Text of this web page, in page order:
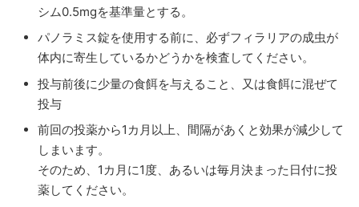
シム0.5mgを基準量とする。
パノラミス錠を使用する前に、必ずフィラリアの成虫が
体内に寄生しているかどうかを検査してください。
投与前後に少量の食餌を与えること、又は食餌に混ぜて
投与
前回の投薬から1カ月以上、間隔があくと効果が減少して
しまいます。
そのため、1カ月に1度、あるいは毎月決まった日付に投
薬してください。